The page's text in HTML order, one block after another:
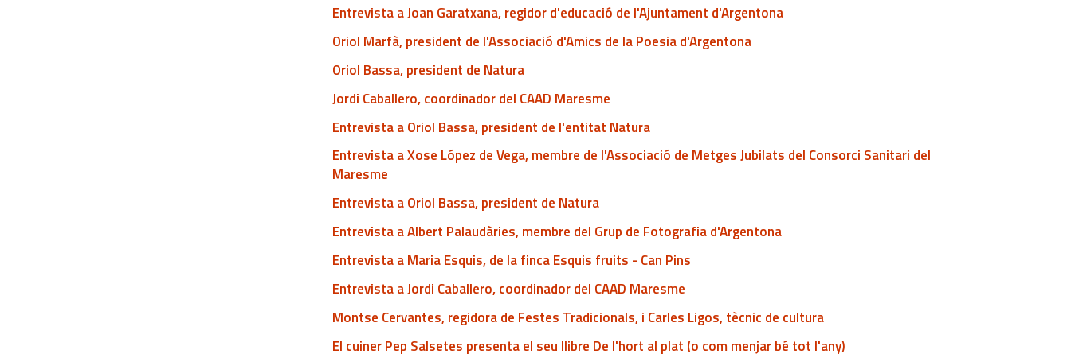
Entrevista a Joan Garatxana, regidor d'educació de l'Ajuntament d'Argentona
Oriol Marfà, president de l'Associació d'Amics de la Poesia d'Argentona
Oriol Bassa, president de Natura
Jordi Caballero, coordinador del CAAD Maresme
Entrevista a Oriol Bassa, president de l'entitat Natura
Entrevista a Xose López de Vega, membre de l'Associació de Metges Jubilats del Consorci Sanitari del
Maresme
Entrevista a Oriol Bassa, president de Natura
Entrevista a Albert Palaudàries, membre del Grup de Fotografia d'Argentona
Entrevista a Maria Esquis, de la finca Esquis fruits - Can Pins
Entrevista a Jordi Caballero, coordinador del CAAD Maresme
Montse Cervantes, regidora de Festes Tradicionals, i Carles Ligos, tècnic de cultura
El cuiner Pep Salsetes presenta el seu llibre De l'hort al plat (o com menjar bé tot l'any)